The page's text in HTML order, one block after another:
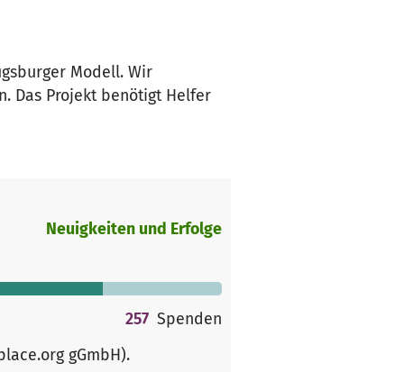
Modell. Wir
Das Projekt benötigt Helfer
Neuigkeiten und Erfolge
257 Spenden
gGmbH).